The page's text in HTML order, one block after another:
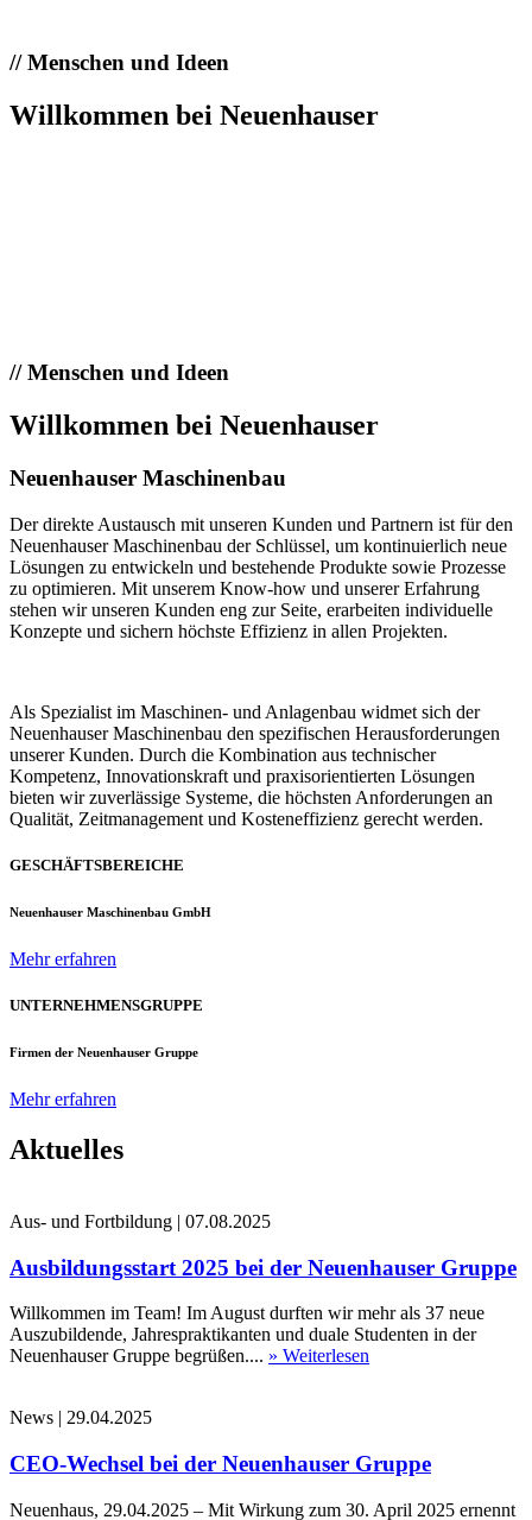
//Menschen und Ideen
Willkommen bei Neuenhauser
//Menschen und Ideen
Willkommen bei Neuenhauser
Neuenhauser Maschinenbau
Der direkte Austausch mit unseren Kunden und Partnern ist für den
Neuenhauser Maschinenbau der Schlüssel, um kontinuierlich neue
Lösungen zu entwickeln und bestehende Produkte sowie Prozesse
zu optimieren. Mit unserem Know-how und unserer Erfahrung
stehen wir unseren Kunden eng zur Seite, erarbeiten individuelle
Konzepte und sichern höchste Effizienz in allen Projekten.
Als Spezialist im Maschinen- und Anlagenbau widmet sich der
Neuenhauser Maschinenbau den spezifischen Herausforderungen
unserer Kunden. Durch die Kombination aus technischer
Kompetenz, Innovationskraft und praxisorientierten Lösungen
bieten wir zuverlässige Systeme, die höchsten Anforderungen an
Qualität, Zeitmanagement und Kosteneffizienz gerecht werden.
GESCHÄFTSBEREICHE
Neuenhauser Maschinenbau GmbH
Mehr erfahren
UNTERNEHMENSGRUPPE
Firmen der Neuenhauser Gruppe
Mehr erfahren
Aktuelles
Aus- und Fortbildung | 07.08.2025
Ausbildungsstart 2025 bei der Neuenhauser Gruppe
Willkommen im Team! Im August durften wir mehr als 37 neue
Auszubildende, Jahrespraktikanten und duale Studenten in der
Neuenhauser Gruppe begrüßen.... » Weiterlesen
News | 29.04.2025
CEO-Wechsel bei der Neuenhauser Gruppe
Neuenhaus, 29.04.2025 – Mit Wirkung zum 30. April 2025 ernennt